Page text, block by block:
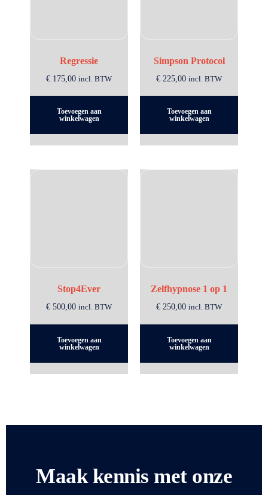
Regressie
€ 175,00 incl. BTW
Toevoegen aan
winkelwagen
Simpson Protocol
€ 225,00 incl. BTW
Toevoegen aan
winkelwagen
Stop4Ever
€ 500,00 incl. BTW
Toevoegen aan
winkelwagen
Zelfhypnose 1 op 1
€ 250,00 incl. BTW
Toevoegen aan
winkelwagen
Maak kennis met onze